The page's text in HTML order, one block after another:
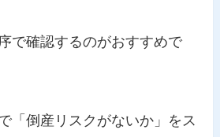
で確認するのがおすすめで
「倒産リスクがないか」をス